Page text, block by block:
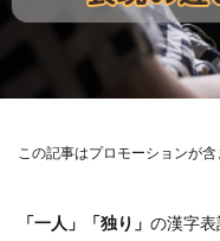
この記事はプロモーションが含
「一人」「独り」 の漢字表